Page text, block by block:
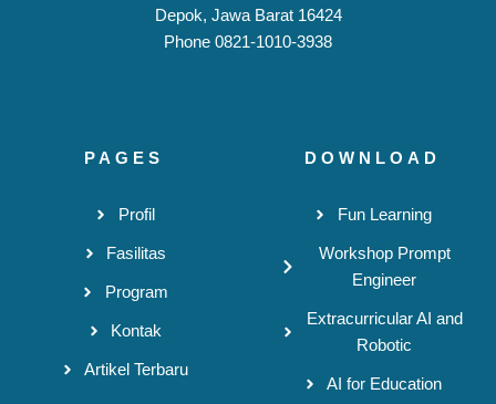
Depok, Jawa Barat 16424
Phone 0821-1010-3938
PAGES
Profil
Fasilitas
Program
Kontak
Artikel Terbaru
DOWNLOAD
Fun Learning
Workshop Prompt
Engineer
Extracurricular AI and
Robotic
AI for Education